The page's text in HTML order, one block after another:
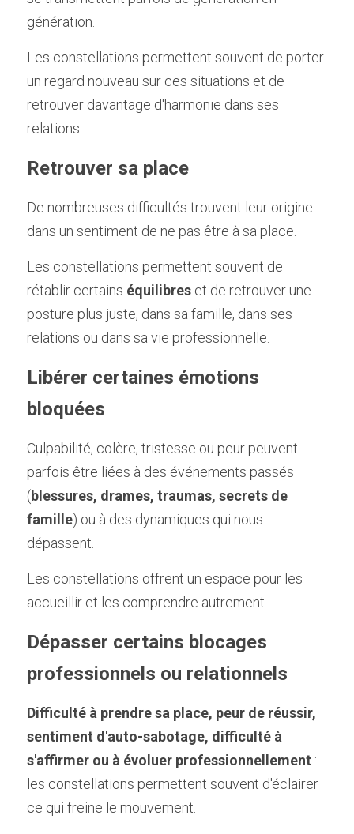
génération.
Les constellations permettent souvent de porter
un regard nouveau sur ces situations et de
retrouver davantage d'harmonie dans ses
relations.
Retrouver sa place
De nombreuses difficultés trouvent leur origine
dans un sentiment de ne pas être à sa place.
Les constellations permettent souvent de
rétablir certains équilibres et de retrouver une
posture plus juste, dans sa famille, dans ses
relations ou dans sa vie professionnelle.
Libérer certaines émotions
bloquées
Culpabilité, colère, tristesse ou peur peuvent
parfois être liées à des événements passés
(blessures, drames, traumas, secrets de
famille) ou à des dynamiques qui nous
dépassent.
Les constellations offrent un espace pour les
accueillir et les comprendre autrement.
Dépasser certains blocages
professionnels ou relationnels
Difficulté à prendre sa place, peur de réussir,
sentiment d'auto-sabotage, difficulté à
s'affirmer ou à évoluer professionnellement :
les constellations permettent souvent d'éclairer
ce qui freine le mouvement.